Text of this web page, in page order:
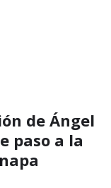
de Ángel
paso a la